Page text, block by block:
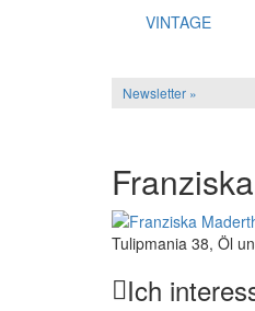
VINTAGE
Newsletter »
Tulipmania 38, Öl
Ich